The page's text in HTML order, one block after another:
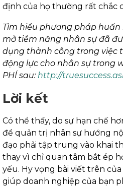
định của họ thường rất chắc
Tìm hiểu phương pháp huấn
mở tiềm năng nhân sự đã
dụng thành công trong việc
động lực cho nhân sự trong
PHÍ sau:http://
Lời kết
Có thể thấy, do sự hạn chế
để quản trị nhân sự hướng
đạo phải tập trung vào khai
thay vì chỉ quan tâm bắt ép
yếu. Hy vọng bài viết trên
giúp doanh nghiệp của bạn